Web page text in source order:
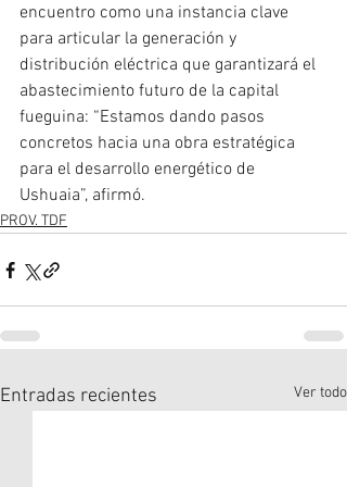
encuentro como una instancia clave
para articular la generación y
distribución eléctrica que garantizará el
abastecimiento futuro de la capital
fueguina: “Estamos dando pasos
concretos hacia una obra estratégica
para el desarrollo energético de
Ushuaia”, afirmó.
PROV. TDF
Entradas recientes Ver todo